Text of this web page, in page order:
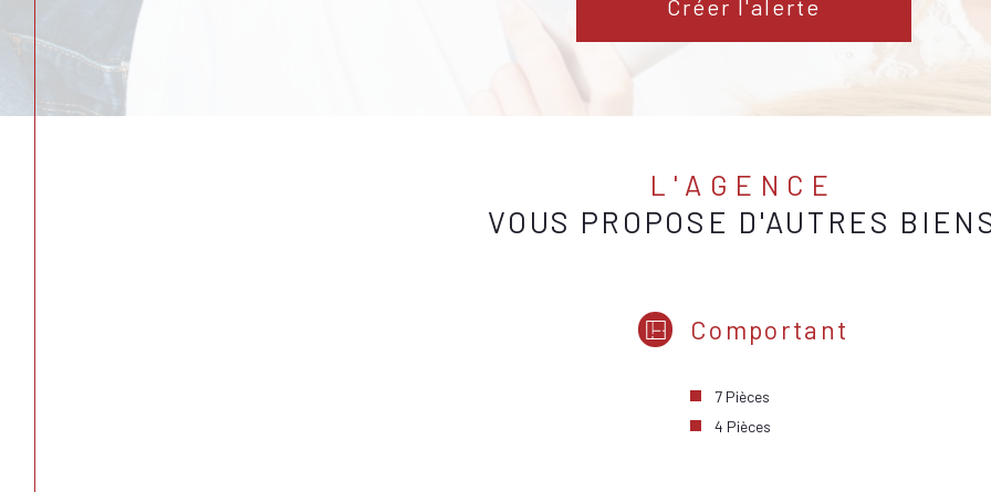
Créer l'alerte
L'AGENCE
VOUS PROPOSE D'AUTRES
Comportant
7 Pièces
4 Pièces